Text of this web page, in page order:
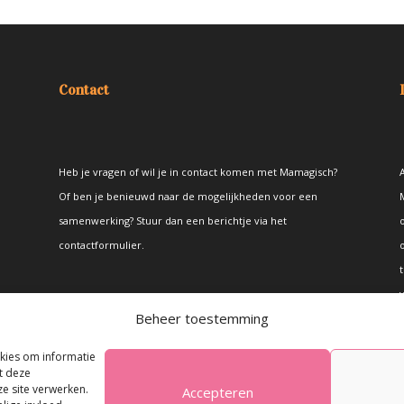
Beheer toestemming
om informatie
deze
site verwerken.
Accepteren
Contact
Heb je vragen of wil je in contact komen met Mamagisch?
Of ben je benieuwd naar de mogelijkheden voor een
samenwerking? Stuur dan een berichtje via het
contactformulier.